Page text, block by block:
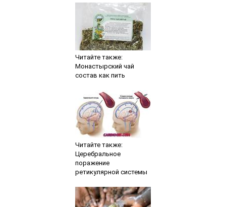
Читайте также:
Монастырский чай
состав как пить
Читайте также:
Церебральное
поражение
ретикулярной системы